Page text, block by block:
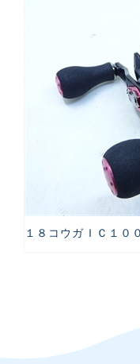
１８コウガＩＣ１０